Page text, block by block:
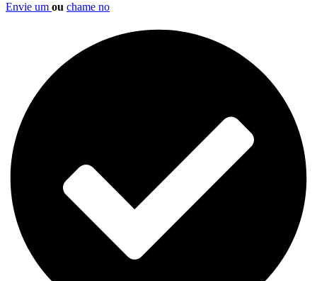
Envie um ou chame no